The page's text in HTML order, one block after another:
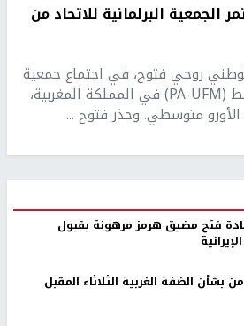
الجمعية البرلمانية للاتحاد من
روحي فتوح، في اجتماع جمعية
الاتحاد من أجل المتوسط (PA-UFM) في المملكة المغربية،
الأورو متوسطي. وحذر فتوح ...
فتح مضيق هرمز مرهونة بقبول
بشأن الضفة الغربية الثلاثاء المقبل